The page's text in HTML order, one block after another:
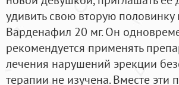
удивить свою вторую
Варденафил 20 мг. Он
рекомендуется применять
лечения нарушений эрекции
терапии не изучена. Вместе